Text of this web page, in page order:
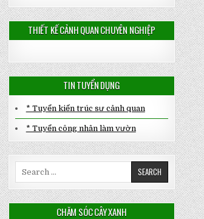
THIẾT KẾ CẢNH QUAN CHUYÊN NGHIỆP
TIN TUYỂN DỤNG
* Tuyển kiến trúc sư cảnh quan
* Tuyển công nhân làm vườn
CHĂM SÓC CÂY XANH